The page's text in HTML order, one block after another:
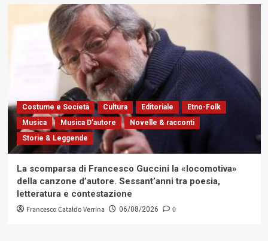
Costume e Società Cultura Editoriale
Etno-Folk
Musica
Musica D'autore
Novelle & racconti
Storie & Leggende
La scomparsa di Francesco Guccini la «locomotiva»
della canzone d’autore. Sessant’anni tra poesia,
letteratura e contestazione
Francesco Cataldo Verrina 06/08/2026 0